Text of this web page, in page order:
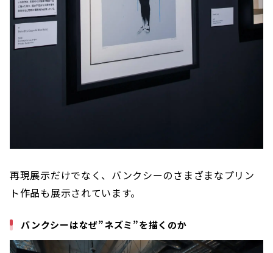
再現展示だけでなく、バンクシーのさまざまなプリン
ト作品も展示されています。
バンクシーはなぜ”ネズミ”を描くのか